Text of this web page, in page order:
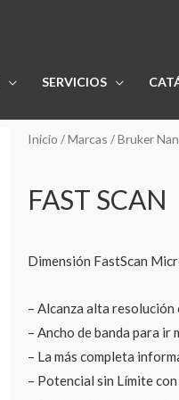
SERVICIOS
Inicio /Marcas /Bruker
FAST SCAN
Dimensión FastScan
– Alcanza alta
– Ancho de banda para
– La más completa
– Potencial sin Límite